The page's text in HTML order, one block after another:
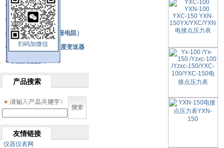
扫码加微信
振动传感器
热电阻
铂热电阻元件（云母电阻）
SBW系列一体化温度变送器
双金属温度计
产品搜索
友情链接
仪器仪表网